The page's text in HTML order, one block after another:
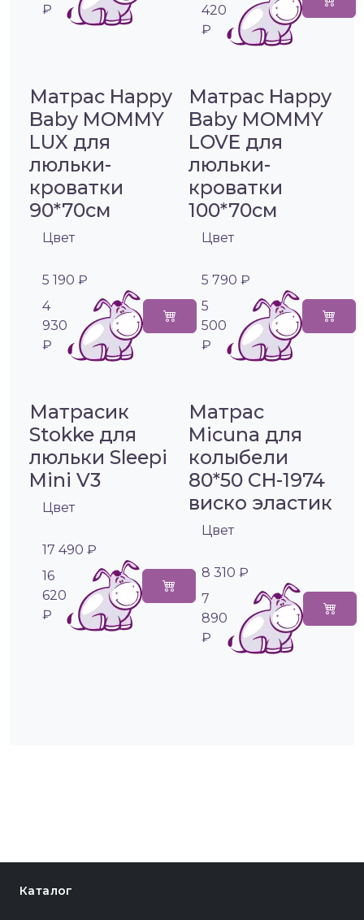
₽
420
₽
Матрас Happy
Baby MOMMY
LUX для
люльки-
кроватки
90*70см
Цвет
5 190 ₽
4
930
₽
Матрас Happy
Baby MOMMY
LOVE для
люльки-
кроватки
100*70см
Цвет
5 790 ₽
5
500
₽
Матрасик
Stokke для
люльки Sleepi
Mini V3
Цвет
17 490 ₽
16
620
₽
Матрас
Micuna для
колыбели
80*50 CH-1974
виско эластик
Цвет
8 310 ₽
7
890
₽
Каталог